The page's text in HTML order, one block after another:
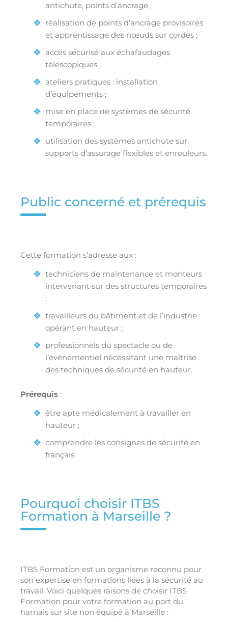
antichute, points d’ancrage ;
réalisation de points d’ancrage provisoires
et apprentissage des nœuds sur cordes ;
accès sécurisé aux échafaudages
télescopiques ;
ateliers pratiques : installation
d’équipements ;
mise en place de systèmes de sécurité
temporaires ;
utilisation des systèmes antichute sur
supports d’assurage flexibles et enrouleurs.
Public concerné et prérequis
Cette formation s’adresse aux :
techniciens de maintenance et monteurs
intervenant sur des structures temporaires
;
travailleurs du bâtiment et de l’industrie
opérant en hauteur ;
professionnels du spectacle ou de
l’événementiel nécessitant une maîtrise
des techniques de sécurité en hauteur.
Prérequis :
être apte médicalement à travailler en
hauteur ;
comprendre les consignes de sécurité en
français.
Pourquoi choisir ITBS
Formation à Marseille ?
ITBS Formation est un organisme reconnu pour
son expertise en formations liées à la sécurité au
travail. Voici quelques raisons de choisir ITBS
Formation pour votre formation au port du
harnais sur site non équipé à Marseille :